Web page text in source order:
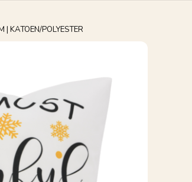
KATOEN/POLYESTER